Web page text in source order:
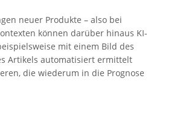
neuer Produkte – also bei
können darüber hinaus KI-
mit einem Bild des
Artikels automatisiert ermittelt
die wiederum in die Prognose